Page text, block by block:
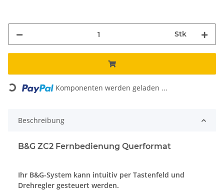
Stk
Loading... Komponenten werden geladen ...
Beschreibung
B&G ZC2 Fernbedienung Querformat
Ihr B&G-System kann intuitiv per Tastenfeld und
Drehregler gesteuert werden.